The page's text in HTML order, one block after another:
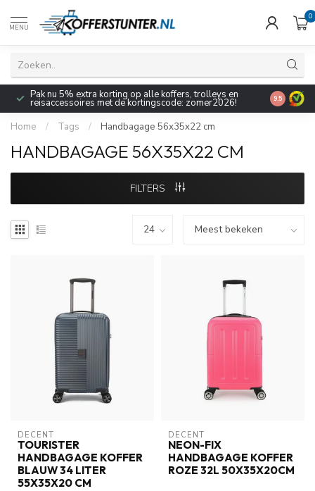
MENU
0
Pak nu 5% extra korting op alle koffers, trolleys en
reisaccessoires met de kortingscode: zomer2026! 9.5
Home / Tags / Handbagage 56x35x22 cm
HANDBAGAGE 56X35X22 CM
FILTERS
DECENT
TOURISTER
HANDBAGAGE KOFFER
BLAUW 34 LITER
55X35X20 CM
DECENT
NEON-FIX
HANDBAGAGE KOFFER
ROZE 32L 50X35X20CM